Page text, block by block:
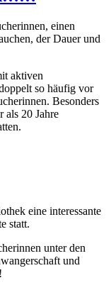
einen
der Dauer und
aktiven
so häufig vor
Besonders
als 20 Jahre
eine interessante
statt.
unter den
und